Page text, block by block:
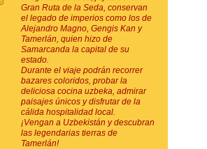
Gran Ruta de la Seda, conservan
el legado de imperios como los de
Alejandro Magno, Gengis Kan y
Tamerlán, quien hizo de
Samarcanda la capital de su
estado.
Durante el viaje podrán recorrer
bazares coloridos, probar la
deliciosa cocina uzbeka, admirar
paisajes únicos y disfrutar de la
cálida hospitalidad local.
¡Vengan a Uzbekistán y descubran
las legendarias tierras de
Tamerlán!